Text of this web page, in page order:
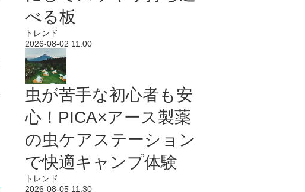
べる板
トレンド
2026-08-02 11:00
虫が苦手な初心者も安
心！PICA×アース製薬
の虫ケアステーション
で快適キャンプ体験
トレンド
2026-08-05 11:30